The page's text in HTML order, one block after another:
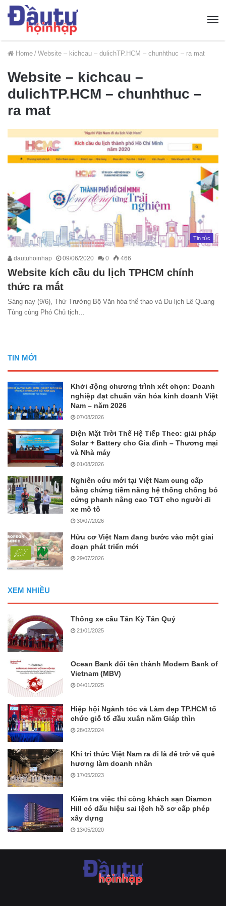
Home / Website – kichcau – dulichTP.HCM – chunhthuc – ra mat
Website – kichcau –
dulichTP.HCM – chunhthuc –
ra mat
Tin tức
dautuhoinhap 09/06/2020 0 466
Website kích cầu du lịch TPHCM chính
thức ra mắt
Sáng nay (9/6), Thứ Trưởng Bộ Văn hóa thể thao và Du lịch Lê Quang
Tùng cùng Phó Chủ tịch…
TIN MỚI
Khởi động chương trình xét chọn: Doanh
nghiệp đạt chuẩn văn hóa kinh doanh Việt
Nam – năm 2026
07/08/2026
Điện Mặt Trời Thế Hệ Tiếp Theo: giải pháp
Solar + Battery cho Gia đình – Thương mại
và Nhà máy
01/08/2026
Nghiên cứu mới tại Việt Nam cung cấp
bằng chứng tiềm năng hệ thống chống bó
cứng phanh nâng cao TGT cho người đi
xe mô tô
30/07/2026
Hữu cơ Việt Nam đang bước vào một giai
đoạn phát triển mới
29/07/2026
XEM NHIỀU
Thông xe cầu Tân Kỳ Tân Quý
21/01/2025
Ocean Bank đổi tên thành Modern Bank of
Vietnam (MBV)
04/01/2025
Hiệp hội Ngành tóc và Làm đẹp TP.HCM tổ
chức giỗ tổ đầu xuân năm Giáp thìn
28/02/2024
Khi trí thức Việt Nam ra đi là để trở về quê
hương làm doanh nhân
17/05/2023
Kiểm tra việc thi công khách sạn Diamon
Hill có dấu hiệu sai lệch hồ sơ cấp phép
xây dựng
13/05/2020